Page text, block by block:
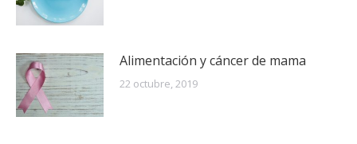
Alimentación y cáncer de mama
22 octubre, 2019